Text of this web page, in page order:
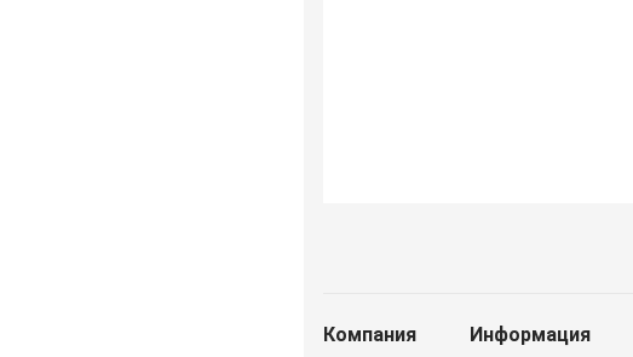
Компания Информация